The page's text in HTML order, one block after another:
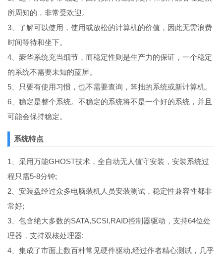
所周知的，非常受欢迎。
3、了解可以使用，使用或放松的计算机的价值，因此无需浪费
时间等待和坐下。
4、豪华系统充当细节，而稳定性则是生产力的保证，一个稳定
的系统不需要未知的蓝屏。
5、只要有使用习惯，也不需要查询，笨拙的系统或新计算机。
6、稳定是整个系统。不稳定的系统将不是一个好的系统，并且
可能会保持稳定。
系统特点
1、采用万能GHOST技术，全自动无人值守安装，安装系统过
程只需5-8分钟;
2、安装盘经过众多电脑装机人员安装测试，稳定性兼容性都非
常好;
3、包含绝大多数的SATA,SCSI,RAID控制器驱动，支持64位处
理器，支持双核处理器;
4、集成了市面上数百种常见硬件驱动,经过作者精心测试，几乎